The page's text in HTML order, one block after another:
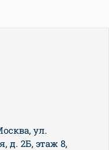
ул.
д. 2Б, этаж 8,